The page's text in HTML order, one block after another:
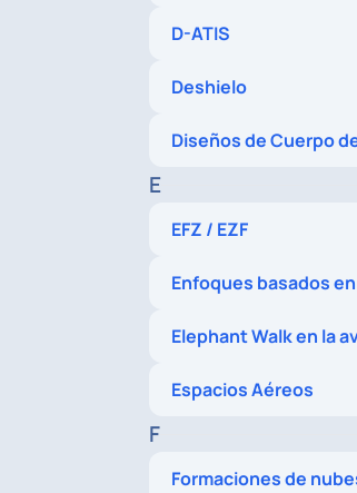
D-ATIS
Deshielo
E
EFZ / EZF
Enfoques basados
Elephant Walk en la
Espacios Aéreos
F
Formaciones de